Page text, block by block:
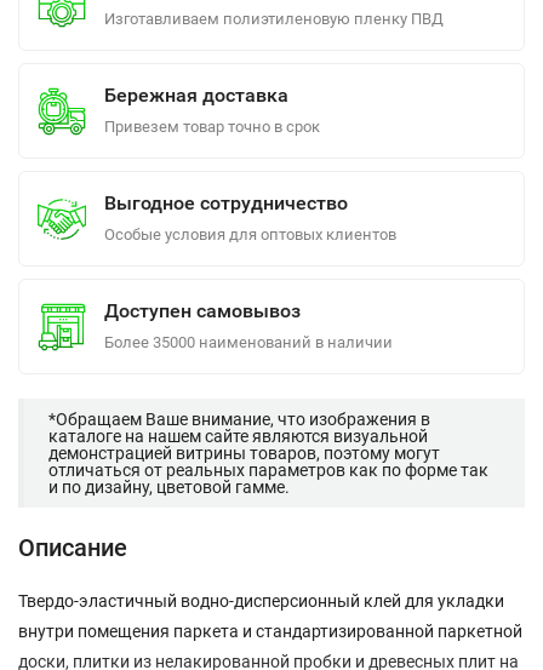
Изготавливаем полиэтиленовую пленку ПВД
Бережная доставка
Привезем товар точно в срок
Выгодное сотрудничество
Особые условия для оптовых клиентов
Доступен самовывоз
Более 35000 наименований в наличии
*Обращаем Ваше внимание, что изображения в
каталоге на нашем сайте являются визуальной
демонстрацией витрины товаров, поэтому могут
отличаться от реальных параметров как по форме так
и по дизайну, цветовой гамме.
Описание
Твердо-эластичный водно-дисперсионный клей для укладки
внутри помещения паркета и стандартизированной паркетной
доски, плитки из нелакированной пробки и древесных плит на